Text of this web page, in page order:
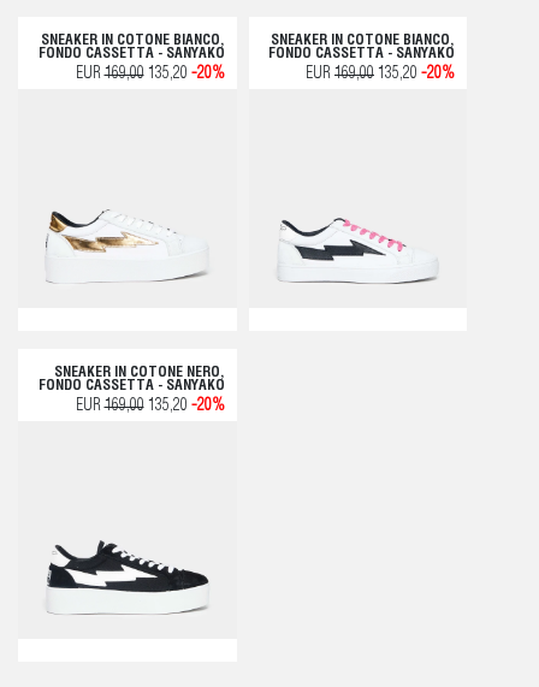
SNEAKER IN COTONE BIANCO,
FONDO CASSETTA - SANYAKO
EUR169,00135,20 -20%
SNEAKER IN COTONE BIANCO,
FONDO CASSETTA - SANYAKO
EUR 169,00 135,20 -20%
SNEAKER IN COTONE NERO,
FONDO CASSETTA - SANYAKO
EUR169,00135,20 -20%